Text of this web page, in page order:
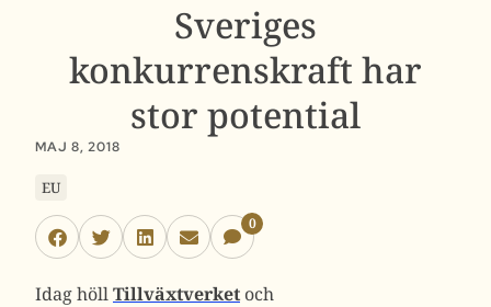
Sveriges
konkurrenskraft har
stor potential
MAJ 8, 2018
EU
0
Idag höllTillväxtverket och